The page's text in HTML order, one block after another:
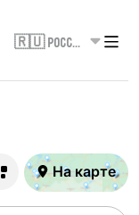
🇷🇺 Россия
На карте